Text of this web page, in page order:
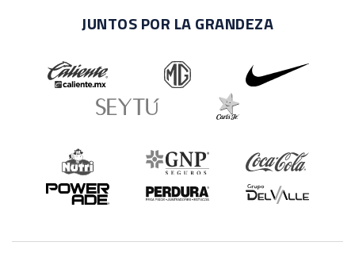
JUNTOS POR LA GRANDEZA